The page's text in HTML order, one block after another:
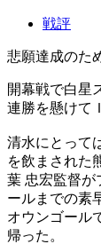
戦評
悲願達成のた
開幕戦で白星
連勝を懸けて
清水にとって
を飲まされた
葉 忠宏監督が
ールまでの素
オウンゴール
帰った。